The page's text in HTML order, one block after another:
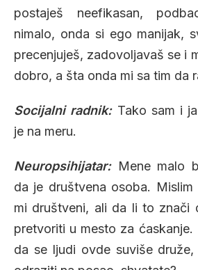
postaješ neefikasan,
nimalo, onda si ego manijak,
precenjuješ, zadovoljavaš se i
dobro, a šta onda mi sa tim da
Socijalni radnik:Tako sam i
je na meru.
Neuropsihijatar:Mene malo
da je društvena osoba.
mi društveni, ali da li to znači
pretvoriti u mesto za
da se ljudi ovde suviše